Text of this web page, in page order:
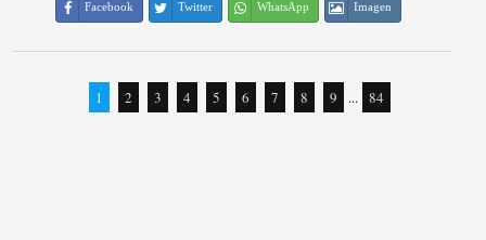
Facebook Twitter WhatsApp Imagen
1 2 3 4 5 6 7 8 9 ... 84